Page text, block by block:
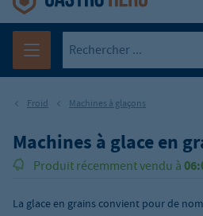
Froid Machines à glaçons
Machines à glace en
Produit récemment vendu à
La glace en grains convient pour de